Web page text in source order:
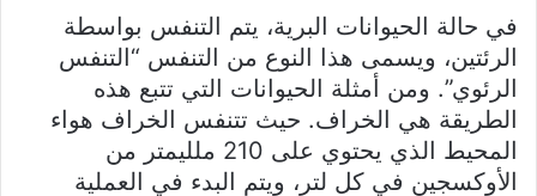
في حالة الحيوانات البرية، يتم التنفس بواسطة
الرئتين، ويسمى هذا النوع من التنفس “التنفس
الرئوي”. ومن أمثلة الحيوانات التي تتبع هذه
الطريقة هي الخراف. حيث تتنفس الخراف هواء
المحيط الذي يحتوي على 210 ملليمتر من
الأوكسجين في كل لتر، ويتم البدء في العملية